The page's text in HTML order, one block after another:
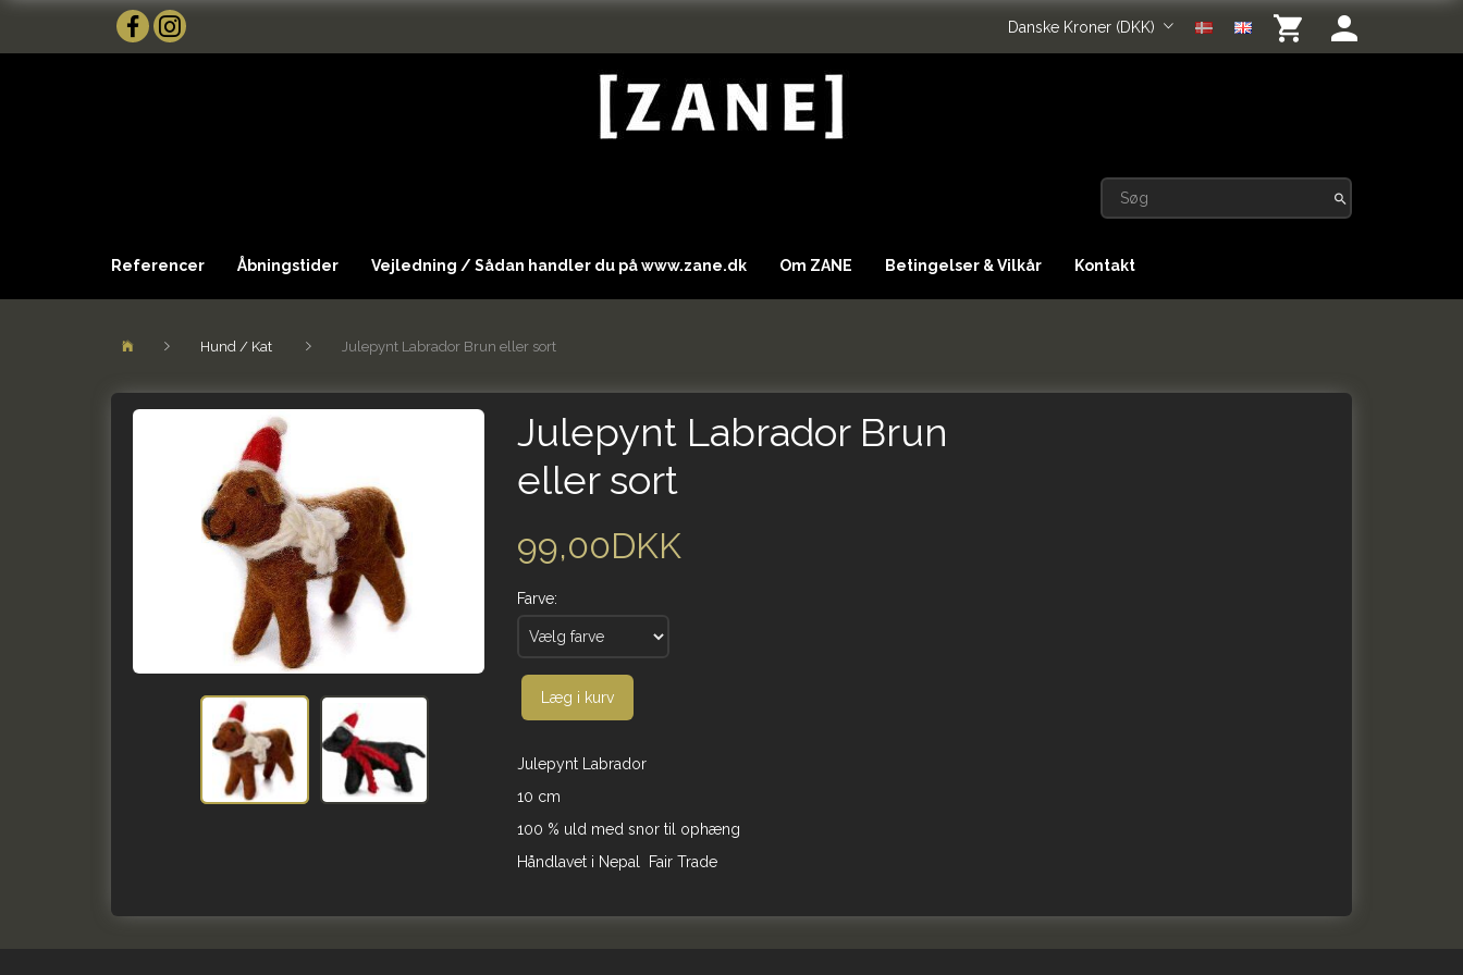
Danske Kroner (DKK)
Referencer Åbningstider Vejledning / Sådan handler du på www.zane.dk Om ZANE Betingelser & Vilkår Kontakt
Hund / Kat Julepynt Labrador Brun eller sort
Julepynt Labrador Brun
eller sort
99,00DKK
Farve:
Læg i kurv
Julepynt Labrador
10 cm
100 % uld med snor til ophæng
Håndlavet i Nepal Fair Trade